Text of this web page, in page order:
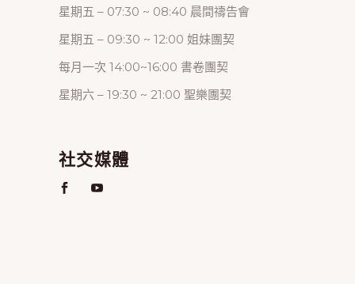
星期五 – 07:30 ~ 08:40 晨間禱告會
星期五 – 09:30 ~ 12:00 姐妹團契
每月一次 14:00~16:00 書卷團契
星期六 – 19:30 ~ 21:00 聖樂團契
社交媒體